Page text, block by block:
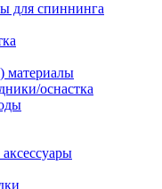
для спиннинга
оснастка